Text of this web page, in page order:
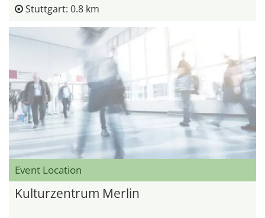
Stuttgart: 0.8 km
Event Location
Kulturzentrum Merlin